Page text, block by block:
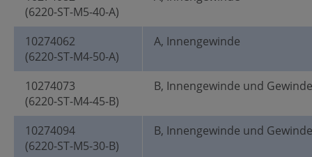
(6220-ST-M5-40-A)
10274062
(6220-ST-M4-50-A)
A, Innengewinde
10274073
(6220-ST-M4-45-B)
B, Innengewinde und
10274094
(6220-ST-M5-30-B)
B, Innengewinde und